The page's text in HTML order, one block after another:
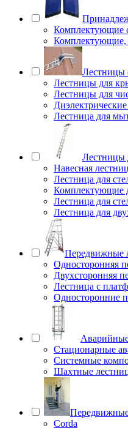
Комплектующие
Комплектующие,
Лестницы
Лестницы для
Лестницы для
Лестница для
Лестницы
Навесная
Лестница для
Комплектующие
Лестница для
Лестница для
Передвижные
Односторонняя
Двухсторонняя
Лестница с
Односторонние
Стационарные
Системные
Шахтные
Corda